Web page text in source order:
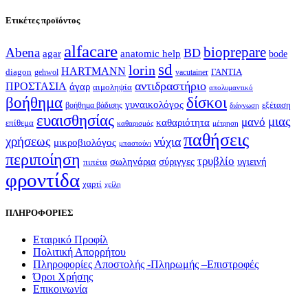
Ετικέτες προϊόντος
Abena agar alfacare anatomic help BD bioprepare bode
diagon gehwol HARTMANN lorin sd vacutainer ΓΑΝΤΙΑ
ΠΡΟΣΤΑΣΙΑ άγαρ αιμοληψία αντιδραστήριο απολυμαντικό
βοήθημα βοήθημα βάδισης γυναικολόγος δίσκοι διάγνωση εξέταση
επίθεμα ευαισθησίας καθαρισμός καθαριότητα μέτρηση μανό μιας
χρήσεως μικροβιολόγος μπαστούνι νύχια παθήσεις
περιποίηση πιπέτα σωληνάρια σύριγγες τρυβλίο υγιεινή
φροντίδα χαρτί χείλη
ΠΛΗΡΟΦΟΡΙΕΣ
Εταιρικό Προφίλ
Πολιτική Απορρήτου
Πληροφορίες Αποστολής -Πληρωμής –Επιστροφές
Όροι Χρήσης
Επικοινωνία